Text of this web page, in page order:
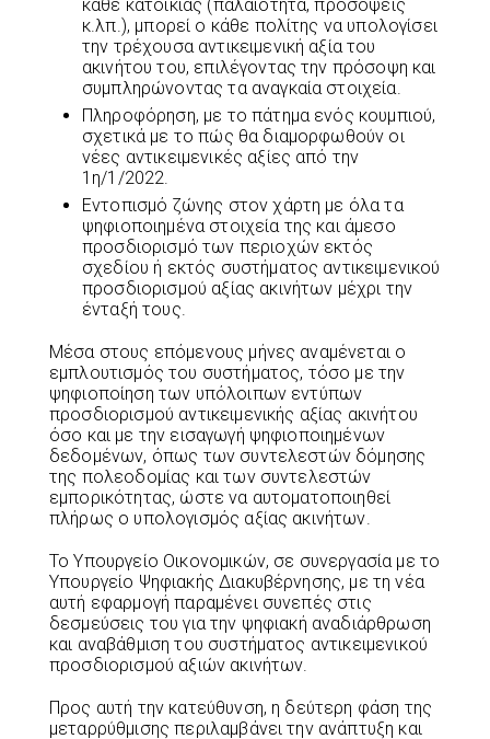
κάθε κατοικίας (παλαιότητα, προσόψεις
κ.λπ.), μπορεί ο κάθε πολίτης να υπολογίσει
την τρέχουσα αντικειμενική αξία του
ακινήτου του, επιλέγοντας την πρόσοψη και
συμπληρώνοντας τα αναγκαία στοιχεία.
Πληροφόρηση, με το πάτημα ενός κουμπιού,
σχετικά με το πώς θα διαμορφωθούν οι
νέες αντικειμενικές αξίες από την
1η/1/2022.
Εντοπισμό ζώνης στον χάρτη με όλα τα
ψηφιοποιημένα στοιχεία της και άμεσο
προσδιορισμό των περιοχών εκτός
σχεδίου ή εκτός συστήματος αντικειμενικού
προσδιορισμού αξίας ακινήτων μέχρι την
ένταξή τους.
Μέσα στους επόμενους μήνες αναμένεται ο
εμπλουτισμός του συστήματος, τόσο με την
ψηφιοποίηση των υπόλοιπων εντύπων
προσδιορισμού αντικειμενικής αξίας ακινήτου
όσο και με την εισαγωγή ψηφιοποιημένων
δεδομένων, όπως των συντελεστών δόμησης
της πολεοδομίας και των συντελεστών
εμπορικότητας, ώστε να αυτοματοποιηθεί
πλήρως ο υπολογισμός αξίας ακινήτων.
Το Υπουργείο Οικονομικών, σε συνεργασία με το
Υπουργείο Ψηφιακής Διακυβέρνησης, με τη νέα
αυτή εφαρμογή παραμένει συνεπές στις
δεσμεύσεις του για την ψηφιακή αναδιάρθρωση
και αναβάθμιση του συστήματος αντικειμενικού
προσδιορισμού αξιών ακινήτων.
Προς αυτή την κατεύθυνση, η δεύτερη φάση της
μεταρρύθμισης περιλαμβάνει την ανάπτυξη και